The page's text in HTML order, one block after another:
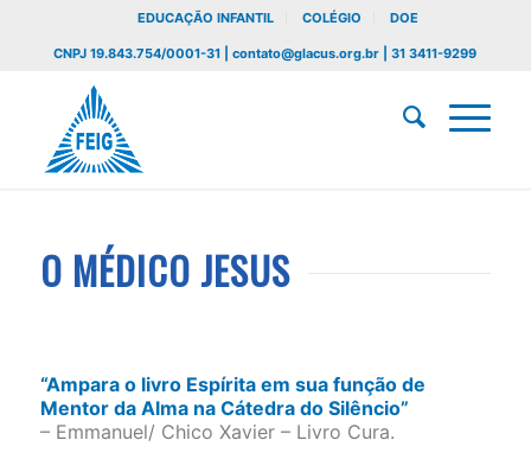
EDUCAÇÃO INFANTIL COLÉGIO DOE
CNPJ 19.843.754/0001-31 | contato@glacus.org.br | 31 3411-9299
O MÉDICO JESUS
“Ampara o livro Espírita em sua função de
Mentor da Alma na Cátedra do Silêncio”
– Emmanuel/ Chico Xavier – Livro Cura.